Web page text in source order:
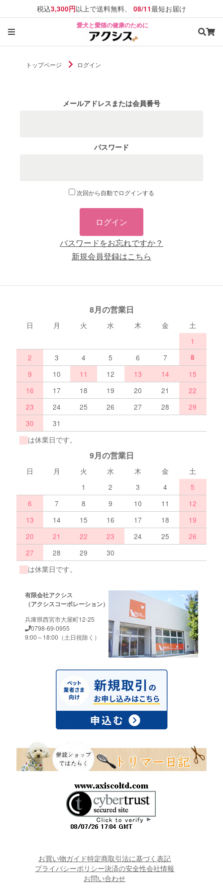
税込3,300円以上で送料無料、 08/11最短お届け
愛犬と愛猫の健康のために
トップページ ログイン
メールアドレスまたは会員番号
パスワード
次回から自動でログインする
ログイン
パスワードをお忘れですか？
新規会員登録はこちら
8月の営業日
日 月 火 水 木 金
土
1
2
3 4 5 6 7 8
9 10 11 12 13 14
15
16
17 18 19 20 21
22
23
24 25 26 27 28
29
30
31
は休業日です。
9月の営業日
日 月 火 水 木 金
土
1
2 3 4
5
6
7 8 9 10 11
12
13
14 15 16 17 18
19
20
21 22 23 24 25
26
27
28 29
30
は休業日です。
有限会社アクシス
（アクシスコーポレーション）
兵庫県西宮市大屋町12-25
0798-69-0955
9:00～18:00（土日祝除く）
お買い物ガイド特定商取引法に基づく表記
プライバシーポリシー決済の安全性会社情報
お問い合わせ